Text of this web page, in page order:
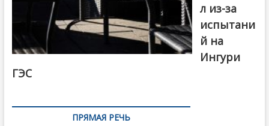
л из-за
испытани
й на
Ингури
ГЭС
ПРЯМАЯ РЕЧЬ